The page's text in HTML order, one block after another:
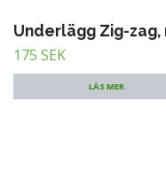
Underlägg Zig-
175 SEK
LÄS MER